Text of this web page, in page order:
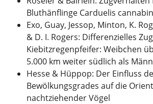
Bluthänflinge Carduelis
Exo, Guay, Jessop, Minton, K.
& D. I. Rogers: Differenzielles
Kiebitzregenpfeifer: Weibchen
5.000 km weiter südlich als
Hesse & Hüppop: Der Einfluss
Bewölkungsgrades auf die
nachtziehender Vögel